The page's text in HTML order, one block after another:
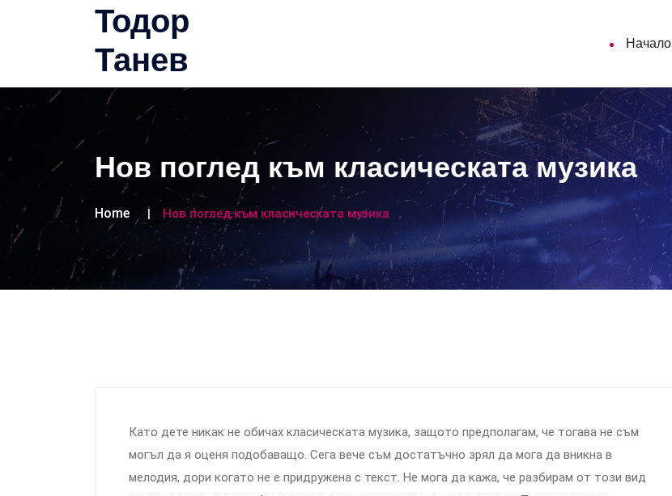
Тодор
Танев
Начало
Нов поглед към класическата музика
Home Нов поглед към класическата музика
Като дете никак не обичах класическата музика, защото предполагам, че тогава не съм
могъл да я оценя подобаващо. Сега вече съм достатъчно зрял да мога да вникна в
мелодия, дори когато не е придружена с текст. Не мога да кажа, че разбирам от този вид